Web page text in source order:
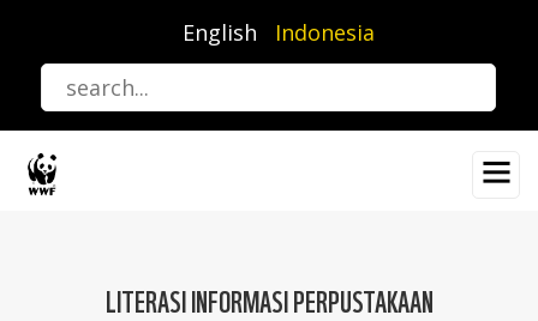
utama
English Indonesia
LITERASI INFORMASI PERPUSTAKAAN